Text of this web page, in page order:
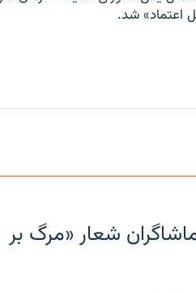
اعتماد» شد.
شعار «مرگ بر